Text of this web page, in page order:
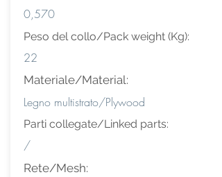
0,570
Peso del collo/Pack weight (Kg):
22
Materiale/Material:
Legno multistrato/Plywood
Parti collegate/Linked parts:
/
Rete/Mesh: